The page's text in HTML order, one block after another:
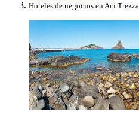
Hoteles de negocios en Aci Trezza